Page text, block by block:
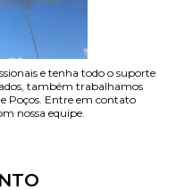
e tenha todo o suporte
também trabalhamos
Poços. Entre em contato
nossa equipe.